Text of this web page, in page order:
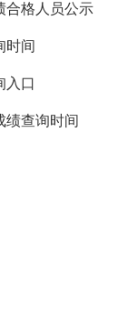
合格人员公示
时间
入口
绩查询时间